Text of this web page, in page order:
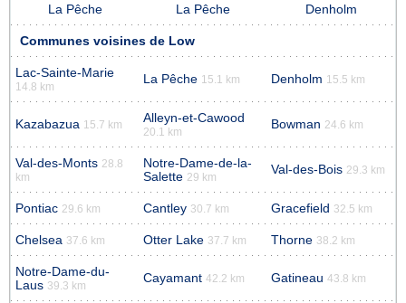
La Pêche La Pêche Denholm
Communes voisines de Low
Lac-Sainte-Marie
14.8 km
La Pêche 15.1 km Denholm 15.5 km
Kazabazua 15.7 km Alleyn-et-Cawood
20.1 km
Bowman 24.6 km
Val-des-Monts 28.8
km
Notre-Dame-de-la-
Salette 29 km
Val-des-Bois 29.3 km
Pontiac 29.6 km Cantley 30.7 km Gracefield 32.5 km
Chelsea 37.6 km Otter Lake 37.7 km Thorne 38.2 km
Notre-Dame-du-
Laus 39.3 km
Cayamant 42.2 km Gatineau 43.8 km